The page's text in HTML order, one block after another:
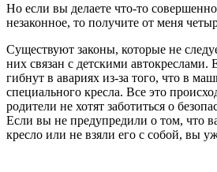
Но если вы делаете что-то
незаконное, то получите от меня
Существуют законы, которые не
них связан с детскими автокреслами.
гибнут в авариях из-за того, что в
специального кресла. Все это
родители не хотят заботиться о
Если вы не предупредили о том, что
кресло или не взяли его с собой, вы